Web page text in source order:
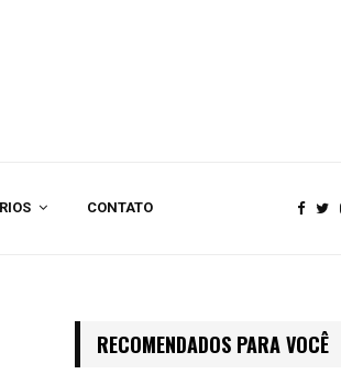
CONTATO
RECOMENDADOS PARA VOCÊ